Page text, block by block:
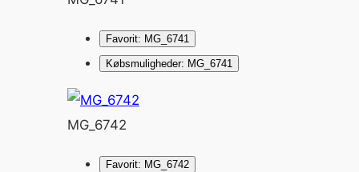
Favorit: MG_6741
Købsmuligheder: MG_6741
MG_6742
Favorit: MG_6742